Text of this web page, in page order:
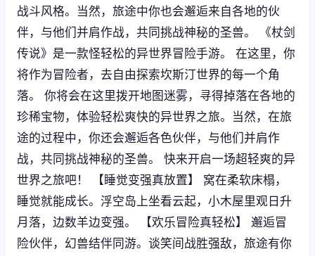
战斗风格。当然，旅途中你也会邂逅来自各地的伙
伴，与他们并肩作战，共同挑战神秘的圣兽。 《杖剑
传说》是一款怪轻松的异世界冒险手游。 在这里，你
将作为冒险者，去自由探索坎斯汀世界的每一个角
落。 你将会在这里拨开地图迷雾，寻得掉落在各地的
珍稀宝物，体验轻松爽快的异世界之旅。当然，在旅
途的过程中，你还会邂逅各色伙伴，与他们并肩作
战，共同挑战神秘的圣兽。 快来开启一场超轻爽的异
世界之旅吧！ 【睡觉变强真放置】 窝在柔软床榻，
睡觉就能成长。浮空岛上坐看云起，小木屋里观日升
月落，边数羊边变强。 【欢乐冒险真轻松】 邂逅冒
险伙伴，幻兽结伴同游。谈笑间战胜强敌，旅途有你